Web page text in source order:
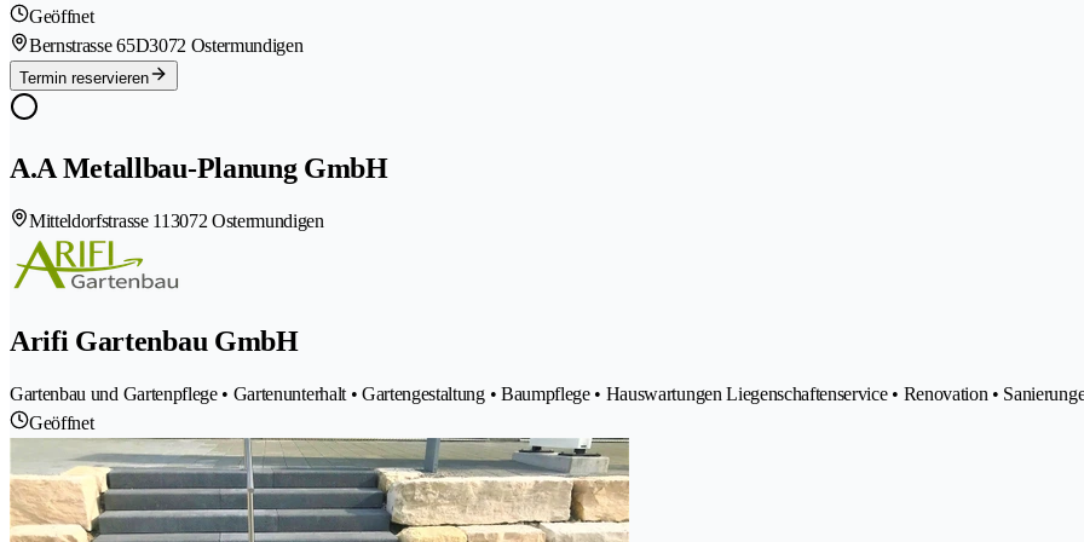
Geöffnet
Bernstrasse 65D3072 Ostermundigen
Termin reservieren
A.A Metallbau-Planung GmbH
Mitteldorfstrasse 113072 Ostermundigen
Arifi Gartenbau GmbH
Gartenbau und Gartenpflege • Gartenunterhalt • Gartengestaltung • Baumpflege • Hauswartungen Liegenschaftenservice • Renovation •
Geöffnet